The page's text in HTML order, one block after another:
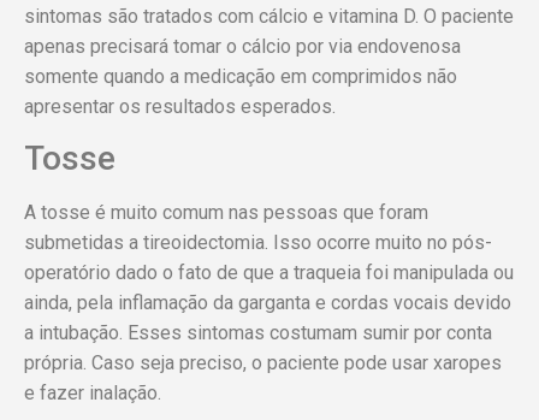
sintomas são tratados com cálcio e vitamina D. O paciente
apenas precisará tomar o cálcio por via endovenosa
somente quando a medicação em comprimidos não
apresentar os resultados esperados.
Tosse
A tosse é muito comum nas pessoas que foram
submetidas a tireoidectomia. Isso ocorre muito no pós-
operatório dado o fato de que a traqueia foi manipulada ou
ainda, pela inflamação da garganta e cordas vocais devido
a intubação. Esses sintomas costumam sumir por conta
própria. Caso seja preciso, o paciente pode usar xaropes
e fazer inalação.